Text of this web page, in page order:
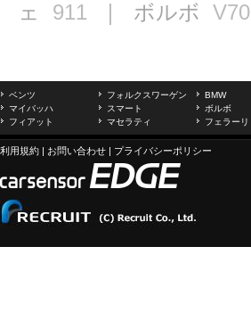
ェ 911 ｜ ボルボ V70
ベンツ フォルクスワーゲン BMW
マイバッハ
スマート ボルボ
フィアット
マセラティ フェラーリ
利用規約 | お問い合わせ | プライバシーポリシー